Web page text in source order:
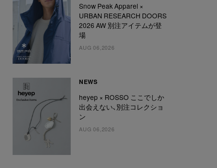
Snow Peak Apparel ×
URBAN RESEARCH DOORS
2026 AW 別注アイテムが登
場
AUG 06,2026
NEWS
heyep × ROSSO ここでしか
出会えない、別注コレクショ
ン
AUG 06,2026